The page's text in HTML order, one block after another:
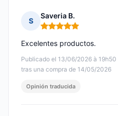
S
Saveria B.
Nota: 5 de 5
Publicado el 13/06/2026 à 19h50
tras una compra de 14/05/2026
Excelentes productos.
Opinión traducida